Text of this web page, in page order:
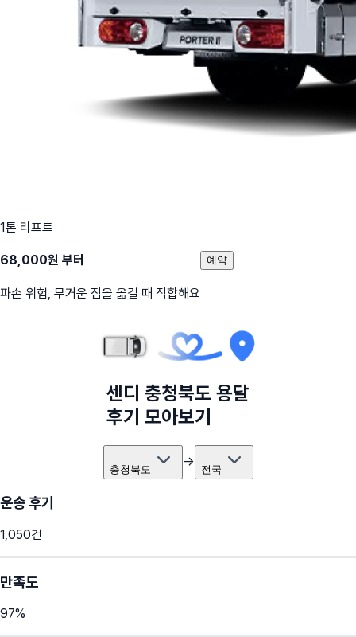
1톤 리프트
68,000원 부터
파손 위험, 무거운 짐을 옮길 때 적합해요
예약
센디 충청북도 용달
후기 모아보기
충청북도 → 전국
운송 후기
1,050건
만족도
97%